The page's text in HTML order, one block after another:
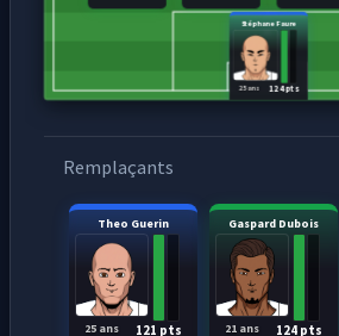
Stéphane Faure
124 pts
25 ans
Remplaçants
Theo Guerin
121 pts
25 ans
Gaspard Dubois
124 pts
21 ans